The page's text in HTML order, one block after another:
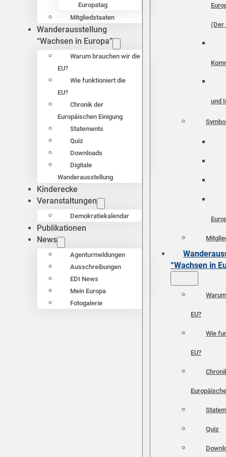
Europatag
Mitgliedstaaten
Wanderausstellung
“Wachsen in Europa”
Warum brauchen wir die
EU?
Wie funktioniert die
EU?
Chronik der
Europäischen Einigung
Statements
Quiz
Downloads
Digitale
Wanderausstellung
Kinderecke
Veranstaltungen
Demokratiekalendar
Publikationen
News
Agenturmeldungen
Ausschreibungen
EDI News
Mein Europa
Fotogalerie
(Der
und
“Wachsen in
EU?
Wie
EU?
Quiz